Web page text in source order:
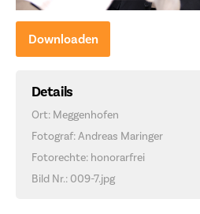
Downloaden
Details
Ort: Meggenhofen
Fotograf: Andreas Maringer
Fotorechte: honorarfrei
Bild Nr.: 009-7.jpg